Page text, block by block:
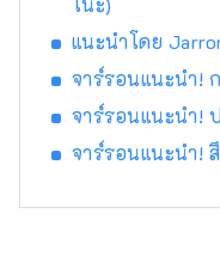
แนะนำโดย
จาร์รอนแนะนำ!
จาร์รอนแนะนำ!
จาร์รอนแนะนำ!